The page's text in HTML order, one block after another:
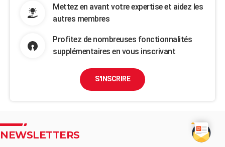
Mettez en avant votre expertise et aidez les
autres membres
Profitez de nombreuses fonctionnalités
supplémentaires en vous inscrivant
S'INSCRIRE
NEWSLETTERS